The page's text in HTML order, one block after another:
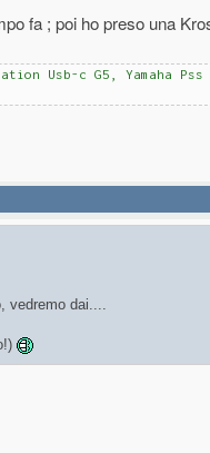
fa ; poi ho preso una
Usb-c G5, Yamaha Pss
dai....